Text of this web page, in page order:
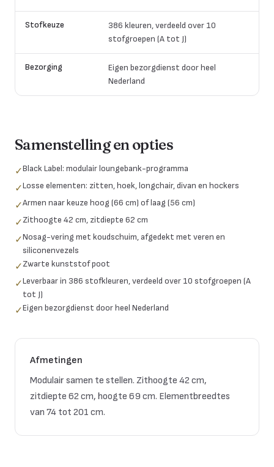
Stofkeuze
386 kleuren, verdeeld over 10
stofgroepen (A tot J)
Bezorging
Eigen bezorgdienst door heel
Nederland
Samenstelling en opties
✓Black Label: modulair loungebank-programma
✓Losse elementen: zitten, hoek, longchair, divan en hockers
✓Armen naar keuze hoog (66 cm) of laag (56 cm)
✓Zithoogte 42 cm, zitdiepte 62 cm
✓Nosag-vering met koudschuim, afgedekt met veren en
siliconenvezels
✓Zwarte kunststof poot
✓Leverbaar in 386 stofkleuren, verdeeld over 10 stofgroepen (A
tot J)
✓Eigen bezorgdienst door heel Nederland
Afmetingen
Modulair samen te stellen. Zithoogte 42 cm,
zitdiepte 62 cm, hoogte 69 cm. Elementbreedtes
van 74 tot 201 cm.